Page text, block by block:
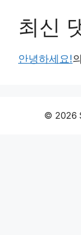
최신
안녕하세요!의
© 2026